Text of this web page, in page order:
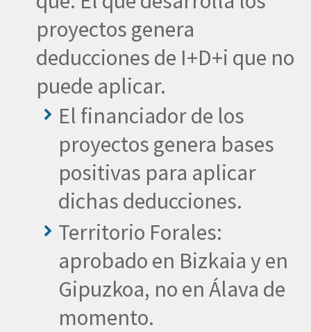
proyectos genera
deducciones de I+D+i que no
puede aplicar.
El financiador de los
proyectos genera bases
positivas para aplicar
dichas deducciones.
Territorio Forales:
aprobado en Bizkaia y en
Gipuzkoa, no en Álava de
momento.